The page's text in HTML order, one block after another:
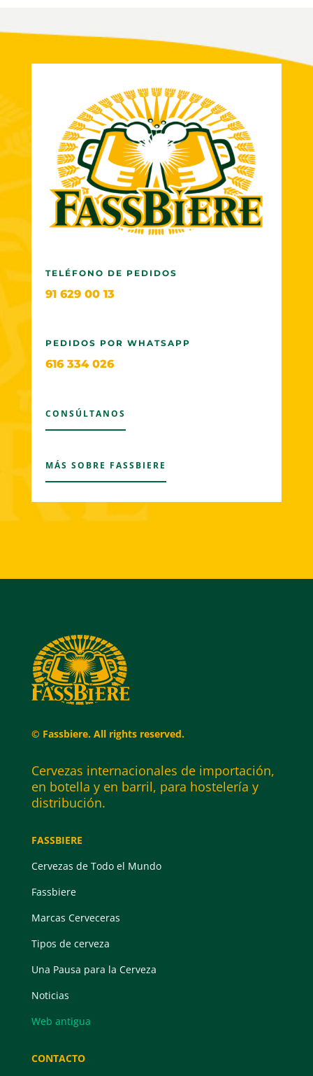
TELÉFONO DE PEDIDOS
91 629 00 13
PEDIDOS POR WHATSAPP
616 334 026
CONSÚLTANOS
MÁS SOBRE FASSBIERE
© Fassbiere. All rights reserved.
Cervezas internacionales de importación,
en botella y en barril, para hostelería y
distribución.
FASSBIERE
Cervezas de Todo el Mundo
Fassbiere
Marcas Cerveceras
Tipos de cerveza
Una Pausa para la Cerveza
Noticias
Web antigua
CONTACTO